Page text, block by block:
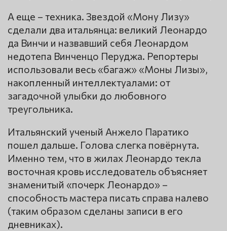
А еще – техника. Звездой «Мону Лизу»
сделали два итальянца: великий Леонардо
да Винчи и назвавший себя Леонардом
недотепа Винченцо Перуджа. Репортеры
использовали весь «багаж» «Моны Лизы»,
накопленный интеллектуалами: от
загадочной улыбки до любовного
треугольника.
Итальянский ученый Анжело Паратико
пошел дальше. Голова слегка повёрнута.
Именно тем, что в жилах Леонардо текла
восточная кровь исследователь объясняет
знаменитый «почерк Леонардо» –
способность мастера писать справа налево
(таким образом сделаны записи в его
дневниках).